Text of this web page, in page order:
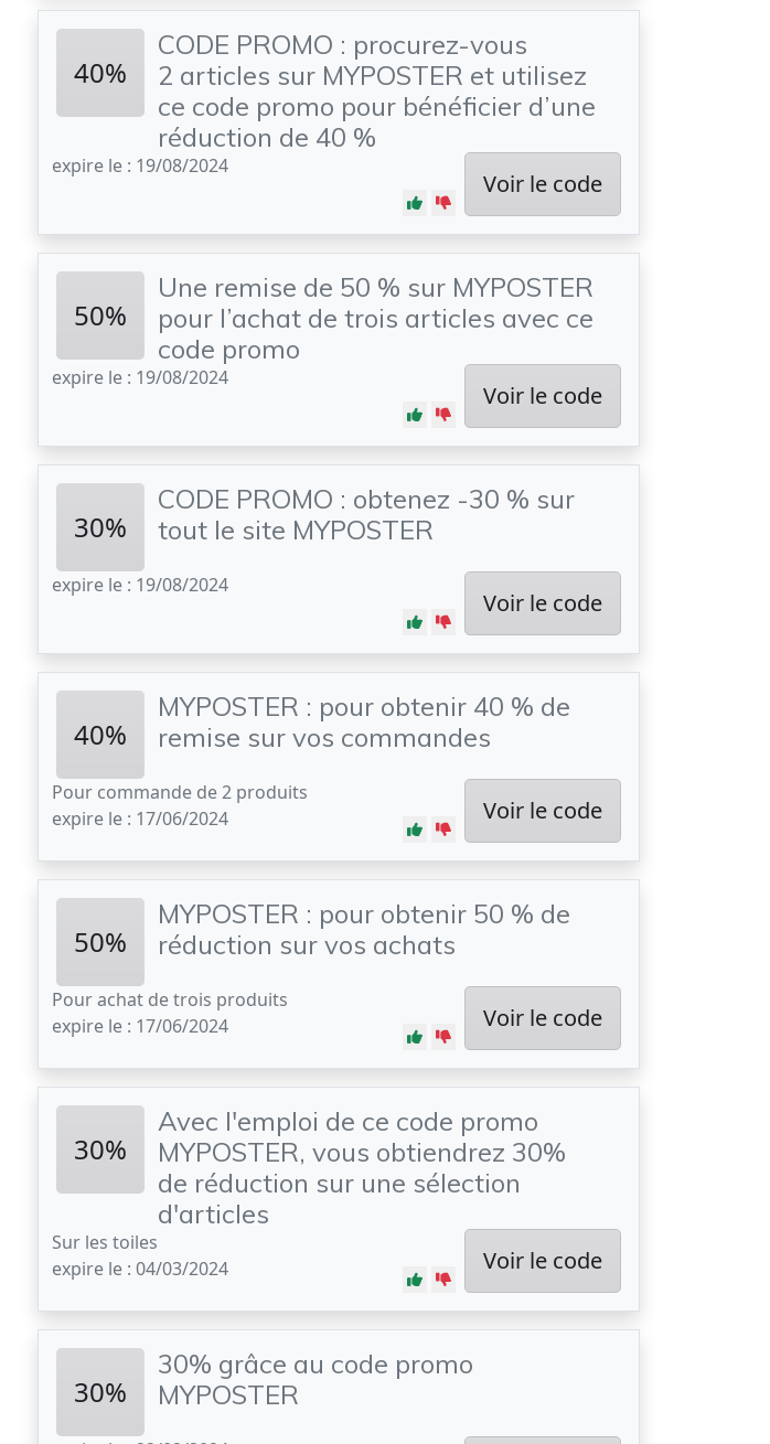
40%
CODE PROMO : procurez-vous
2 articles sur MYPOSTER et utilisez
ce code promo pour bénéficier d’une
réduction de 40 %
expire le : 19/08/2024
Voir le code
50%
Une remise de 50 % sur MYPOSTER
pour l’achat de trois articles avec ce
code promo
expire le : 19/08/2024
Voir le code
30%
CODE PROMO : obtenez -30 % sur
tout le site MYPOSTER
expire le : 19/08/2024
Voir le code
40%
MYPOSTER : pour obtenir 40 % de
remise sur vos commandes
Pour commande de 2 produits
expire le : 17/06/2024
Voir le code
50%
MYPOSTER : pour obtenir 50 % de
réduction sur vos achats
Pour achat de trois produits
expire le : 17/06/2024
Voir le code
30%
Avec l'emploi de ce code promo
MYPOSTER, vous obtiendrez 30%
de réduction sur une sélection
d'articles
Sur les toiles
expire le : 04/03/2024
Voir le code
30%
30% grâce au code promo
MYPOSTER